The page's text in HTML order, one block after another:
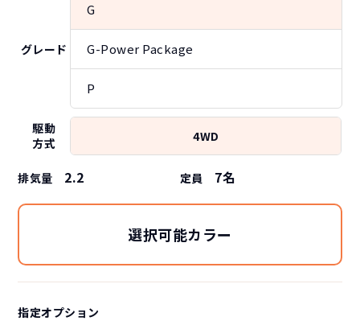
グレード
G
G-Power Package
P
駆動
方式
4WD
排気量 2.2 定員 7名
選択可能カラー
指定オプション